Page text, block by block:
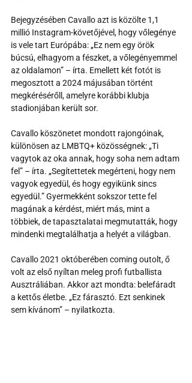
Bejegyzésében Cavallo azt is közölte 1,1
millió Instagram-követőjével, hogy vőlegénye
is vele tart Európába: „Ez nem egy örök
búcsú, elhagyom a fészket, a vőlegényemmel
az oldalamon” – írta. Emellett két fotót is
megosztott a 2024 májusában történt
megkérésérőll, amelyre korábbi klubja
stadionjában került sor.
Cavallo köszönetet mondott rajongóinak,
különösen az LMBTQ+ közösségnek: „Ti
vagytok az oka annak, hogy soha nem adtam
fel” – írta. „Segítettetek megérteni, hogy nem
vagyok egyedül, és hogy egyikünk sincs
egyedül.” Gyermekként sokszor tette fel
magának a kérdést, miért más, mint a
többiek, de tapasztalatai megmutatták, hogy
mindenki megtalálhatja a helyét a világban.
Cavallo 2021 októberében coming outolt, ő
volt az első nyíltan meleg profi futballista
Ausztráliában. Akkor azt mondta: belefáradt
a kettős életbe. „Ez fárasztó. Ezt senkinek
sem kívánom” – nyilatkozta.